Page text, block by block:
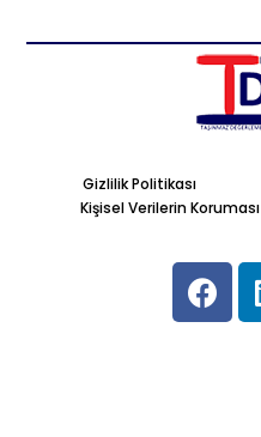
Gizlilik Politikası
Kişisel Verilerin Koruması